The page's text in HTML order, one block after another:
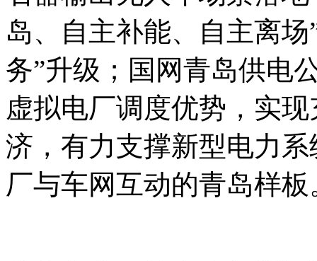
岛、自主补能、自主离
务”升级；国网青岛供电
虚拟电厂调度优势，实
济，有力支撑新型电力
厂与车网互动的青岛样板